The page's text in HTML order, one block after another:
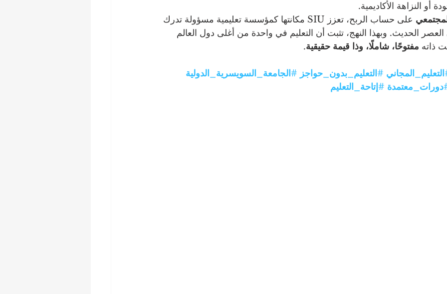
أو النزاهة الأكاديمية.
على حساب الربح، تعزز SIU مكانتها كمؤسسة تعليمية مسؤولة تدرك
العصر الحديث. وبهذا النهج، تثبت أن التعليم في واحدة من أغلى دول العالم
ذاته مفتوحًا، شاملًا، وذا قيمة حقيقية.
#التعليم_بدون_حواجز #الجامعة_السويسرية_الدولية
#إتاحة_التعليم